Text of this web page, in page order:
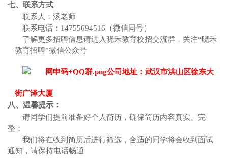
七、联系方式
联系人：汤老师
联系电话： 14755694516（微信同号）
了解更多招聘信息请进入晓禾教育校招交流群，关注“晓禾
教育招聘”微信公众号
公司地址：武汉市洪山区徐东大
街广泽大厦
八、温馨提示：
请同学们提前准备好个人简历，确保简历内容真实、完
整；
我们将在收到简历后进行筛选，合适的同学将会收到面试
通知，请保持电话畅通